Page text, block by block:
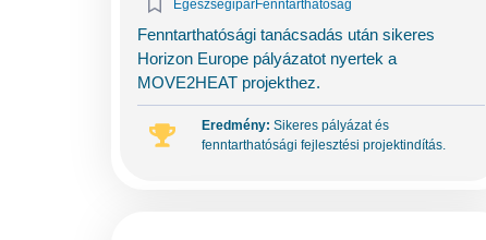
EgészségiparFenntarthatóság
Fenntarthatósági tanácsadás után sikeres
Horizon Europe pályázatot nyertek a
MOVE2HEAT projekthez.
Eredmény: Sikeres pályázat és
fenntarthatósági fejlesztési projektindítás.